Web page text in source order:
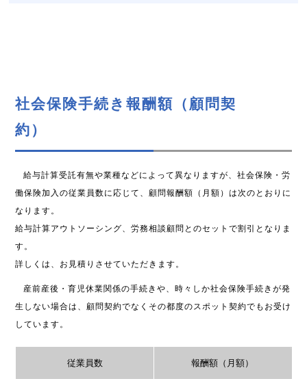
社会保険手続き報酬額（顧問契
約）
給与計算受託有無や業種などによって異なりますが、社会保険・労
働保険加入の従業員数に応じて、顧問報酬額（月額）は次のとおりに
なります。
給与計算アウトソーシング、労務相談顧問とのセットで割引となりま
す。
詳しくは、お見積りさせていただきます。
産前産後・育児休業関係の手続きや、時々しか社会保険手続きが発
生しない場合は、顧問契約でなくその都度のスポット契約でもお受け
しています。
従業員数 報酬額（月額）